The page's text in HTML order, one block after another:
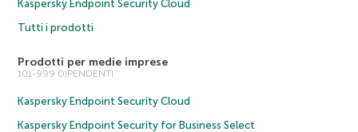
Kaspersky Endpoint Security Cloud
Tutti i prodotti
Prodotti per medie imprese
101-999 DIPENDENTI
Kaspersky Endpoint Security Cloud
Kaspersky Endpoint Security for Business Select